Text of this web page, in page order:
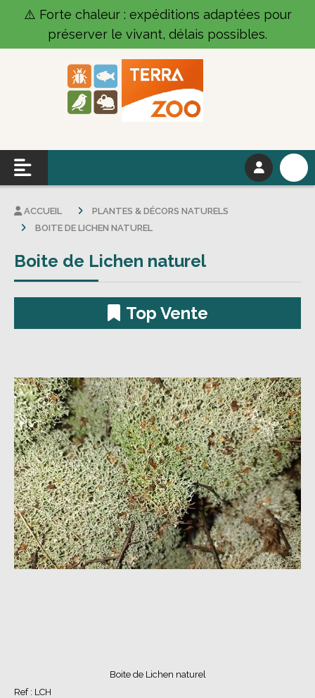
⚠️ Forte chaleur : expéditions adaptées pour
préserver le vivant, délais possibles.
ACCUEIL
PLANTES & DÉCORS NATURELS
BOITE DE LICHEN NATUREL
Boite de Lichen naturel
Top Vente
Boite de Lichen naturel
Ref : LCH